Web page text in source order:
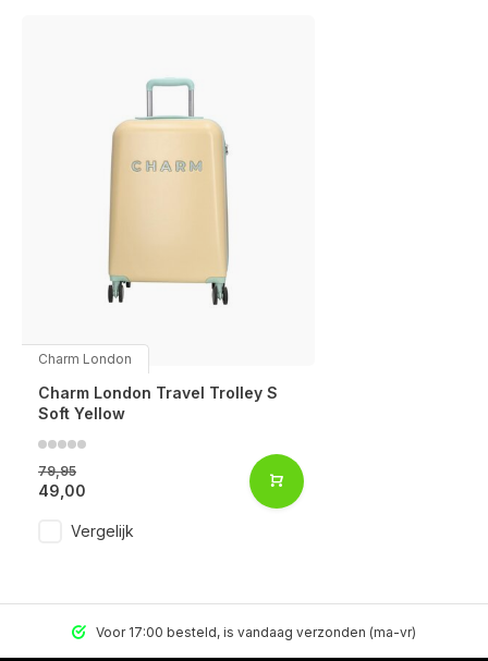
Charm London
Charm London Travel Trolley S
Soft Yellow
79,95
49,00
Vergelijk
Voor 17:00 besteld, is vandaag verzonden (ma-vr)